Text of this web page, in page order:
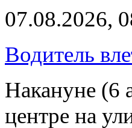
07.08.2026,
Водитель
Накануне (6
центре на